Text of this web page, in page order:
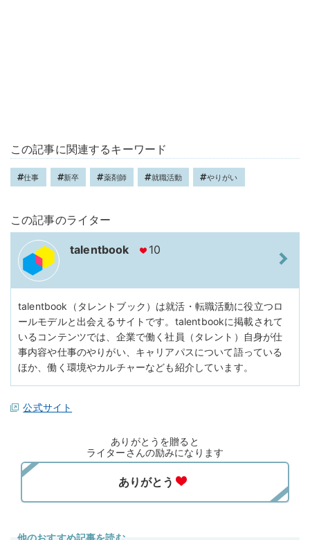
この記事に関連するキーワード
仕事 新卒 薬剤師 就職活動 やりがい
この記事のライター
talentbook 10
talentbook（タレントブック）は就活・転職活動に役立つロ
ールモデルと出会えるサイトです。talentbookに掲載されて
いるコンテンツでは、企業で働く社員（タレント）自身が仕
事内容や仕事のやりがい、キャリアパスについて語っている
ほか、働く環境やカルチャーなども紹介しています。
公式サイト
ありがとうを贈ると
ライターさんの励みになります